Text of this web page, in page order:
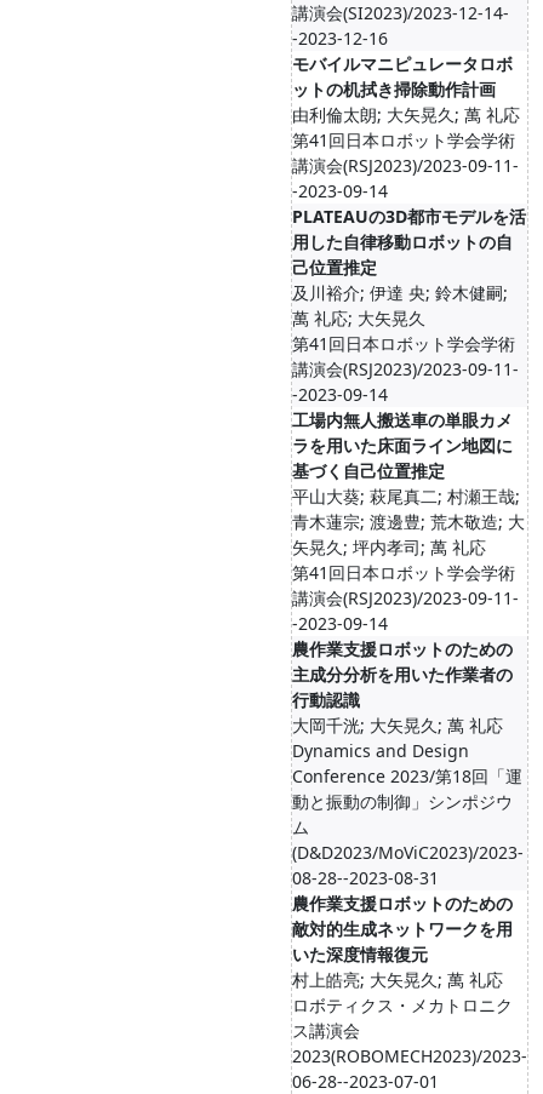
講演会(SI2023)/2023-12-14-
-2023-12-16
モバイルマニピュレータロボ
ットの机拭き掃除動作計画
由利倫太朗; 大矢晃久; 萬 礼応
第41回日本ロボット学会学術
講演会(RSJ2023)/2023-09-11-
-2023-09-14
PLATEAUの3D都市モデルを活
用した自律移動ロボットの自
己位置推定
及川裕介; 伊達 央; 鈴木健嗣;
萬 礼応; 大矢晃久
第41回日本ロボット学会学術
講演会(RSJ2023)/2023-09-11-
-2023-09-14
工場内無人搬送車の単眼カメ
ラを用いた床面ライン地図に
基づく自己位置推定
平山大葵; 萩尾真二; 村瀬王哉;
青木蓮宗; 渡邊豊; 荒木敬造; 大
矢晃久; 坪内孝司; 萬 礼応
第41回日本ロボット学会学術
講演会(RSJ2023)/2023-09-11-
-2023-09-14
農作業支援ロボットのための
主成分分析を用いた作業者の
行動認識
大岡千洸; 大矢晃久; 萬 礼応
Dynamics and Design
Conference 2023/第18回「運
動と振動の制御」シンポジウ
ム
(D&D2023/MoViC2023)/2023-
08-28--2023-08-31
農作業支援ロボットのための
敵対的生成ネットワークを用
いた深度情報復元
村上皓亮; 大矢晃久; 萬 礼応
ロボティクス・メカトロニク
ス講演会
2023(ROBOMECH2023)/2023-
06-28--2023-07-01